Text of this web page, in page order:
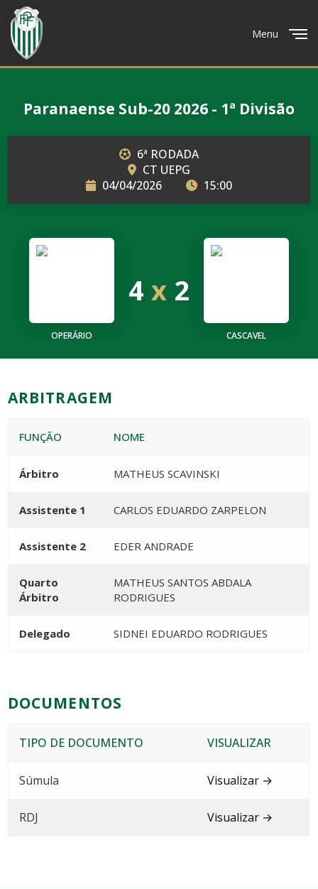
Menu
Paranaense Sub-20 2026 - 1ª Divisão
6ª RODADA
CT UEPG
04/04/2026
15:00
OPERÁRIO
4 x 2
CASCAVEL
ARBITRAGEM
FUNÇÃO NOME
Árbitro MATHEUS SCAVINSKI
Assistente 1 CARLOS EDUARDO ZARPELON
Assistente 2 EDER ANDRADE
Quarto
Árbitro
MATHEUS SANTOS ABDALA
RODRIGUES
Delegado SIDNEI EDUARDO RODRIGUES
DOCUMENTOS
TIPO DE DOCUMENTO VISUALIZAR
Súmula Visualizar →
RDJ Visualizar →